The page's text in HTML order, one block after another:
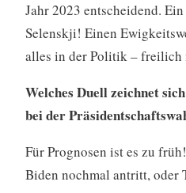
Jahr 2023 entscheidend.
Selenskji! Einen
alles in der Politik – freilich
Welches Duell zeichnet
bei der
Für Prognosen ist es zu
Biden nochmal antritt,